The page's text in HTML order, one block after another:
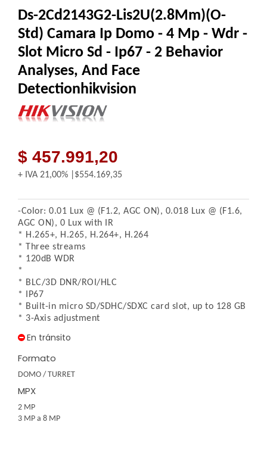
Ds-2Cd2143G2-Lis2U(2.8Mm)(O-
Std) Camara Ip Domo - 4 Mp - Wdr -
Slot Micro Sd - Ip67 - 2 Behavior
Analyses, And Face
Detectionhikvision
$ 457.991,20
+ IVA 21,00% $554.169,35
-Color: 0.01 Lux @ (F1.2, AGC ON), 0.018 Lux @ (F1.6,
AGC ON), 0 Lux with IR
* H.265+, H.265, H.264+, H.264
* Three streams
* 120dB WDR
*
* BLC/3D DNR/ROI/HLC
* IP67
* Built-in micro SD/SDHC/SDXC card slot, up to 128 GB
* 3-Axis adjustment
En tránsito
Formato
DOMO / TURRET
MPX
2 MP
3 MP a 8 MP